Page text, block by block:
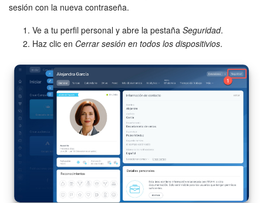
sesión con la nueva contraseña.
Ve a tu perfil personal y abre la pestaña Seguridad.
Haz clic en Cerrar sesión en todos los dispositivios.